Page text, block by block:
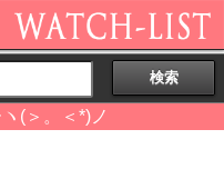
(＞。＜*)ノ